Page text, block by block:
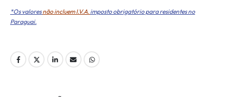
*Os valoresnão incluem I.V.A. imposto obrigatório para residentes no
Paraguai.